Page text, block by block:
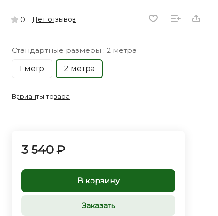
0 Нет отзывов
Стандартные размеры : 2 метра
1 метр
2 метра
Варианты товара
3 540 ₽
В корзину
Заказать